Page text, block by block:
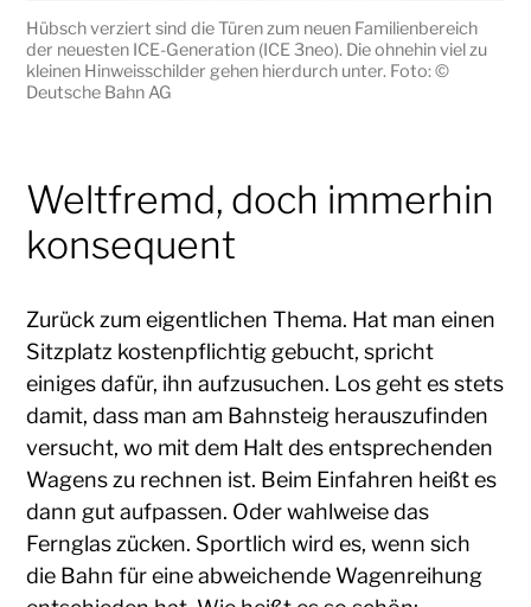
Hübsch verziert sind die Türen zum neuen Familienbereich
der neuesten ICE-Generation (ICE 3neo). Die ohnehin viel zu
kleinen Hinweisschilder gehen hierdurch unter. Foto: ©
Deutsche Bahn AG
Weltfremd, doch immerhin
konsequent
Zurück zum eigentlichen Thema. Hat man einen
Sitzplatz kostenpflichtig gebucht, spricht
einiges dafür, ihn aufzusuchen. Los geht es stets
damit, dass man am Bahnsteig herauszufinden
versucht, wo mit dem Halt des entsprechenden
Wagens zu rechnen ist. Beim Einfahren heißt es
dann gut aufpassen. Oder wahlweise das
Fernglas zücken. Sportlich wird es, wenn sich
die Bahn für eine abweichende Wagenreihung